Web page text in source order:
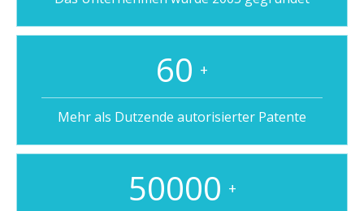
60 +
Mehr als Dutzende autorisierter Patente
50000 +